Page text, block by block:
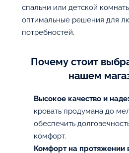
спальни или детской
оптимальные решения для
потребностей.
Почему стоит
нашем
Высокое качество и
кровать продумана до
обеспечить
комфорт.
Комфорт на протяжении